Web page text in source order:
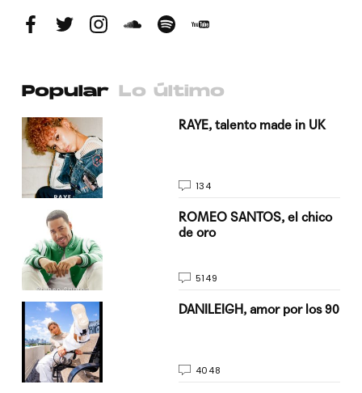
Popular Lo último
RAYE, talento made in UK
134
ROMEO SANTOS, el chico
de oro
5149
DANILEIGH, amor por los 90
4048